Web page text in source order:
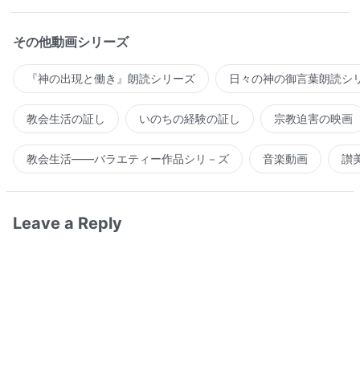
その他動画シリーズ
『神の出現と働き』朗読シリーズ 日々の神の御言葉朗読シ
教会生活の証し いのちの経験の証し 宗教迫害の映画
教会生活――バラエティー作品シリ－ズ 音楽動画 讃
Leave a Reply